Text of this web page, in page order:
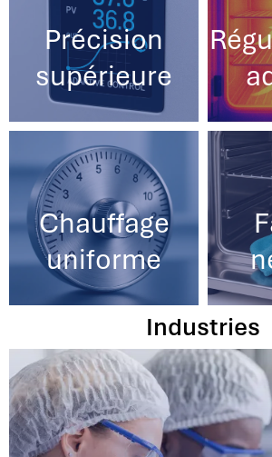
Précision
supérieure
Chauffage
uniforme
Industries